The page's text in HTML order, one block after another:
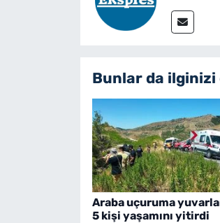
Bunlar da
Araba uçuruma
5 kişi yaşamını yitirdi